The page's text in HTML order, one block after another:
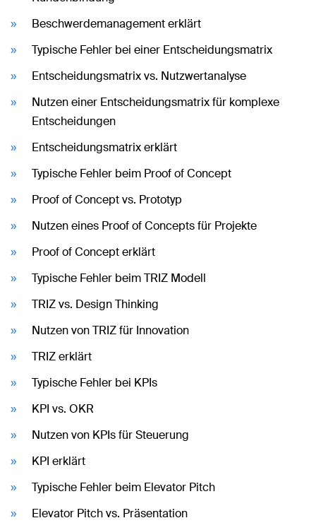
Beschwerdemanagement erklärt
Typische Fehler bei einer Entscheidungsmatrix
Entscheidungsmatrix vs. Nutzwertanalyse
Nutzen einer Entscheidungsmatrix für komplexe
Entscheidungen
Entscheidungsmatrix erklärt
Typische Fehler beim Proof of Concept
Proof of Concept vs. Prototyp
Nutzen eines Proof of Concepts für Projekte
Proof of Concept erklärt
Typische Fehler beim TRIZ Modell
TRIZ vs. Design Thinking
Nutzen von TRIZ für Innovation
TRIZ erklärt
Typische Fehler bei KPIs
KPI vs. OKR
Nutzen von KPIs für Steuerung
KPI erklärt
Typische Fehler beim Elevator Pitch
Elevator Pitch vs. Präsentation